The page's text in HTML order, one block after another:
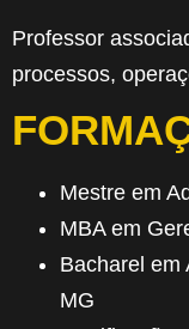
Professor
processos,
Mestre em
MBA em
Bacharel em
MG